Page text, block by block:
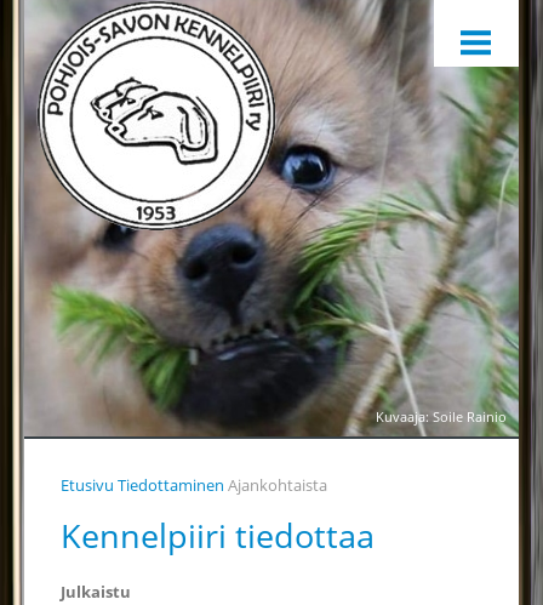
Kuvaaja: Soile Rainio
ETUSIVU
HARRASTAMINEN
KENNELPIIRI
SÄÄNNÖT, OHJEET JA LOMAKKEET
KENNELPIIRIN JAOSTOT
YHTEYSTIEDOT
YHTEINEN VUOSIKELLO
PALKINTOTUOMARIT
TIEDOTTAMINEN
Etusivu Tiedottaminen Ajankohtaista
Kennelpiiri tiedottaa
Julkaistu